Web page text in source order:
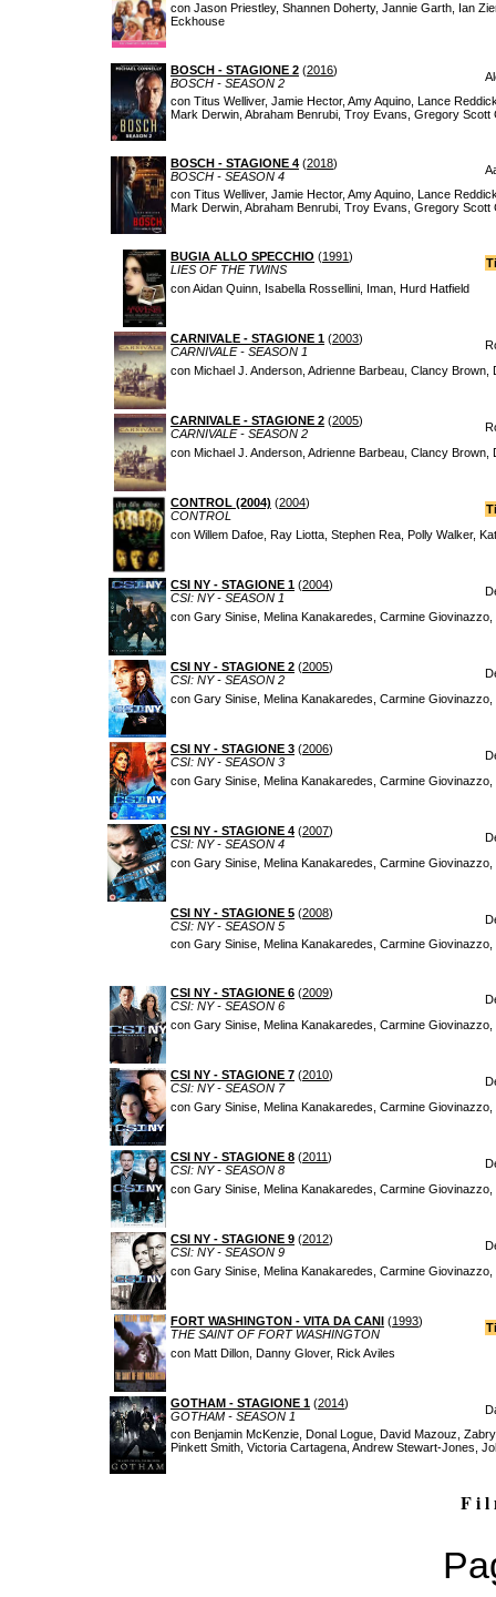
con Jason Priestley, Shannen Doherty, Jannie Garth, Ian
Eckhouse
BOSCH - STAGIONE 2 (2016)
BOSCH - SEASON 2
con Titus Welliver, Jamie Hector, Amy Aquino, Lance
Mark Derwin, Abraham Benrubi, Troy Evans, Gregory Scott
BOSCH - STAGIONE 4 (2018)
BOSCH - SEASON 4
con Titus Welliver, Jamie Hector, Amy Aquino, Lance
Mark Derwin, Abraham Benrubi, Troy Evans, Gregory Scott
BUGIA ALLO SPECCHIO (1991)
LIES OF THE TWINS
con Aidan Quinn, Isabella Rossellini, Iman, Hurd Hatfield
CARNIVALE - STAGIONE 1 (2003)
CARNIVALE - SEASON 1
con Michael J. Anderson, Adrienne Barbeau, Clancy
CARNIVALE - STAGIONE 2 (2005)
CARNIVALE - SEASON 2
con Michael J. Anderson, Adrienne Barbeau, Clancy
CONTROL (2004) (2004)
CONTROL
con Willem Dafoe, Ray Liotta, Stephen Rea, Polly Walker,
CSI NY - STAGIONE 1 (2004)
CSI: NY - SEASON 1
con Gary Sinise, Melina Kanakaredes, Carmine Giovinazzo,
CSI NY - STAGIONE 2 (2005)
CSI: NY - SEASON 2
con Gary Sinise, Melina Kanakaredes, Carmine Giovinazzo,
CSI NY - STAGIONE 3 (2006)
CSI: NY - SEASON 3
con Gary Sinise, Melina Kanakaredes, Carmine Giovinazzo,
CSI NY - STAGIONE 4 (2007)
CSI: NY - SEASON 4
con Gary Sinise, Melina Kanakaredes, Carmine Giovinazzo,
CSI NY - STAGIONE 5 (2008)
CSI: NY - SEASON 5
con Gary Sinise, Melina Kanakaredes, Carmine Giovinazzo,
CSI NY - STAGIONE 6 (2009)
CSI: NY - SEASON 6
con Gary Sinise, Melina Kanakaredes, Carmine Giovinazzo,
CSI NY - STAGIONE 7 (2010)
CSI: NY - SEASON 7
con Gary Sinise, Melina Kanakaredes, Carmine Giovinazzo,
CSI NY - STAGIONE 8 (2011)
CSI: NY - SEASON 8
con Gary Sinise, Melina Kanakaredes, Carmine Giovinazzo,
CSI NY - STAGIONE 9 (2012)
CSI: NY - SEASON 9
con Gary Sinise, Melina Kanakaredes, Carmine Giovinazzo,
FORT WASHINGTON - VITA DA CANI (1993)
THE SAINT OF FORT WASHINGTON
con Matt Dillon, Danny Glover, Rick Aviles
GOTHAM - STAGIONE 1 (2014)
GOTHAM - SEASON 1
con Benjamin McKenzie, Donal Logue, David Mazouz,
Pinkett Smith, Victoria Cartagena, Andrew Stewart-Jones,
F i l